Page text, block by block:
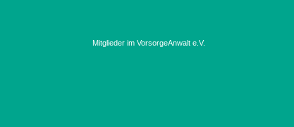
Mitglieder im VorsorgeAnwalt e.V.